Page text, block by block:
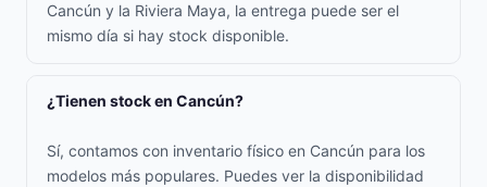
Cancún y la Riviera Maya, la entrega puede ser el
mismo día si hay stock disponible.
¿Tienen stock en Cancún?
Sí, contamos con inventario físico en Cancún para los
modelos más populares. Puedes ver la disponibilidad